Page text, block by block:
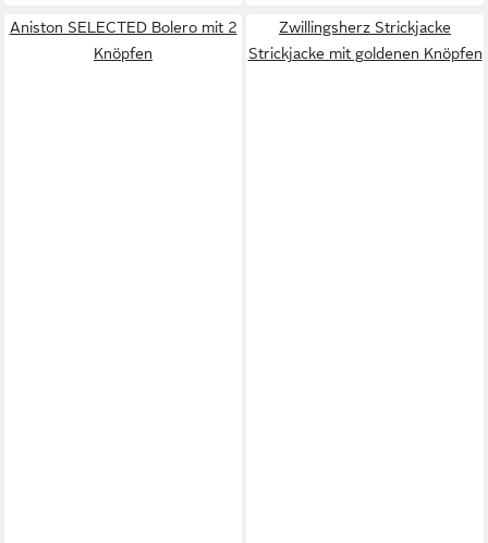
Aniston SELECTED Bolero mit 2
Knöpfen
Zwillingsherz Strickjacke
Strickjacke mit goldenen Knöpfen